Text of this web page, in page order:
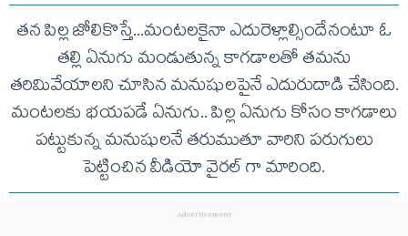
తన పిల్ల జోలికొస్తే...మంటలకైనా ఎదురెళ్లాల్సిందేనంటూ ఓ
తల్లి ఏనుగు మండుతున్న కాగడాలతో తమను
తరిమివేయాలని చూసిన మనుషులపైనే ఎదురుదాడి చేసింది.
మంటలకు భయపడే ఏనుగు.. పిల్ల ఏనుగు కోసం కాగడాలు
పట్టుకున్న మనుషులనే తరుముతూ వారిని పరుగులు
పెట్టించిన వీడియో వైరల్ గా మారింది.